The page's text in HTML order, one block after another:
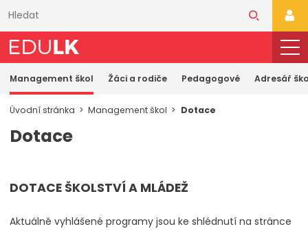
obsahu
Management škol Žáci a rodiče Pedagogové Adresář
Úvodní stránka Management škol Dotace
Dotace
DOTACE ŠKOLSTVÍ A MLÁDEŽ
Aktuálně vyhlášené programy jsou ke shlédnutí na stránce